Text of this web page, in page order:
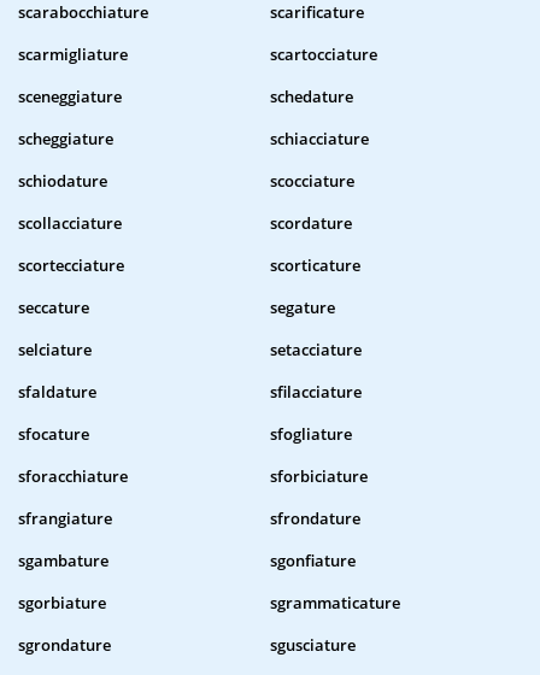
scarabocchiature
scarificature
scarmigliature
scartocciature
sceneggiature
schedature
scheggiature
schiacciature
schiodature
scocciature
scollacciature
scordature
scortecciature
scorticature
seccature
segature
selciature
setacciature
sfaldature
sfilacciature
sfocature
sfogliature
sforacchiature
sforbiciature
sfrangiature
sfrondature
sgambature
sgonfiature
sgorbiature
sgrammaticature
sgrondature
sgusciature